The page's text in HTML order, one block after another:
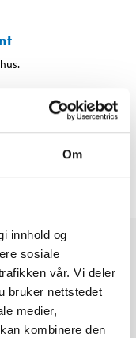
Om
innhold og
sosiale
vår. Vi deler
bruker nettstedet
medier,
kombinere den
kjøpt